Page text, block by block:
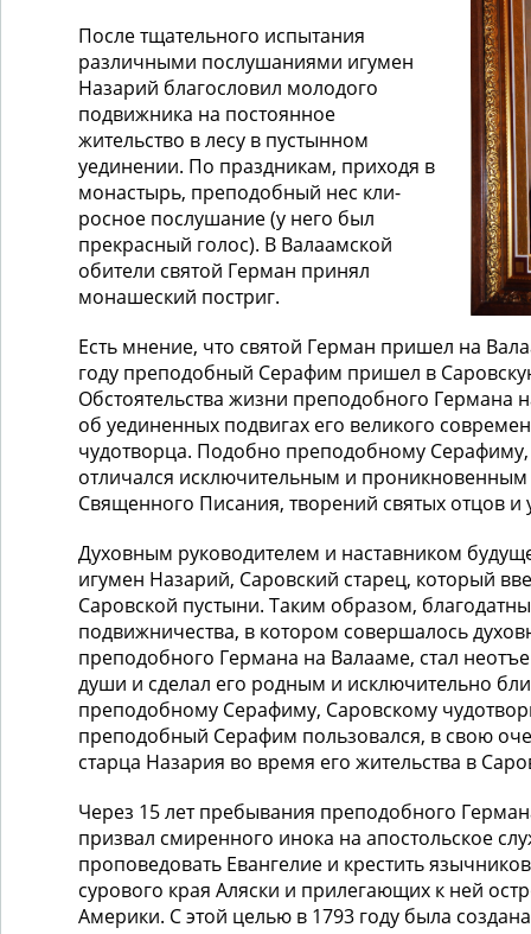
После тщательного испытания
различными послушаниями игумен
Назарий благословил молодого
подвижника на постоянное
жительство в лесу в пустын­ном
уединении. По праздникам, приходя в
мона­стырь, преподобный нес кли­
росное послушание (у него был
прекрасный голос). В Валаамской
обители свя­той Герман принял
монашеский постриг.
Есть мнение, что святой Герман пришел на
году преподобный Серафим при­шел в
Обстоятельства жизни преподобного Германа
об уеди­ненных подвигах его великого
чудотворца. Подобно преподобному
отличался исключительным и
Священного Писания, творений святых отцов и
Духовным руководителем и наставником
игумен Назарий, Саровский старец, который
Саровской пустыни. Таким образом,
подвижничества, в котором совершалось
преподобного Германа на Валааме, стал
души и сделал его родным и исключительно
преподобному Серафиму, Саровскому
преподоб­ный Серафим пользовался, в свою
старца Назария во время его жительства в
Через 15 лет пребывания преподобного
призвал смиренного инока на апостольское
проповедовать Еван­гелие и крестить
сурового края Аляски и приле­гающих к ней
Америки. С этой целью в 1793 году была